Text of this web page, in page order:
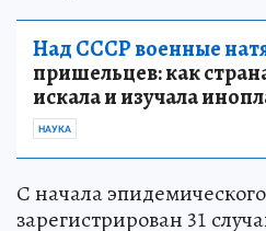
Над СССР военные
пришельцев: как
искала и изучала
НАУКА
С начала
зарегистрирован 31